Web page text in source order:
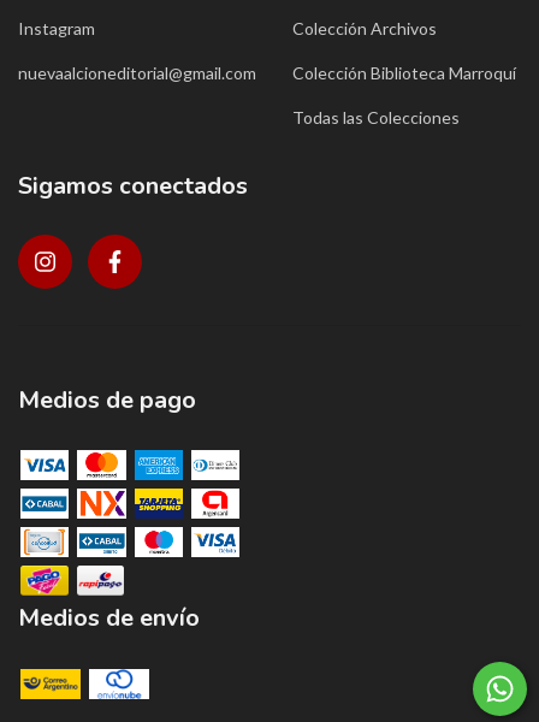
Instagram
nuevaalcioneditorial@gmail.com
Colección Archivos
Colección Biblioteca Marroquí
Todas las Colecciones
Sigamos conectados
Medios de pago
Medios de envío